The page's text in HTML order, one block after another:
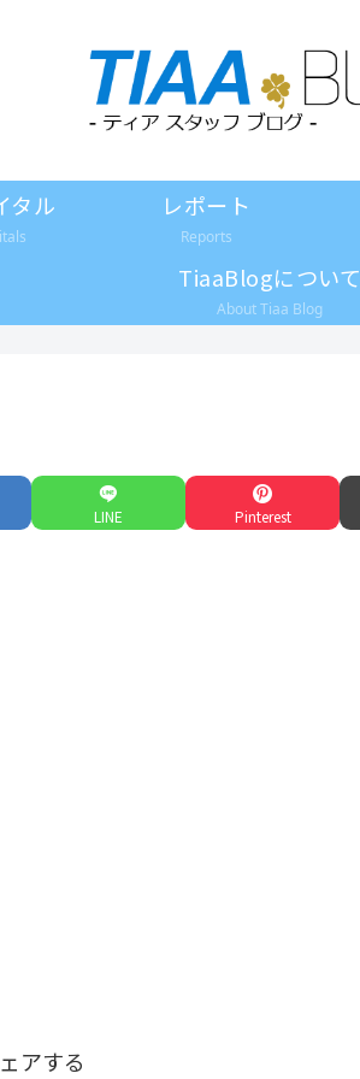
タル レポート
Reports
TiaaBlogについて
About Tiaa Blog
LINE Pinterest
アする